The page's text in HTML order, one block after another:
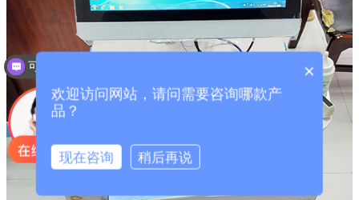
×
欢迎访问网站，请问需要咨询哪款产
品？
现在咨询 稍后再说